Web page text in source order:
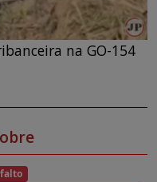
na GO-154